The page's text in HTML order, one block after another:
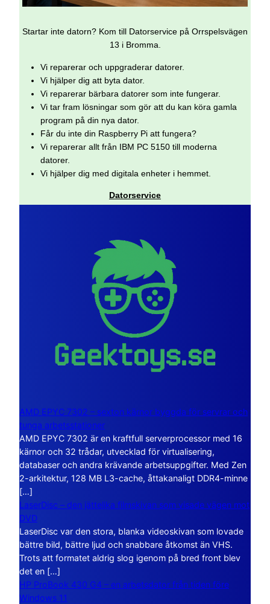
Startar inte datorn? Kom till Datorservice på Orrspelsvägen
13 i Bromma.
Vi reparerar och uppgraderar datorer.
Vi hjälper dig att byta dator.
Vi reparerar bärbara datorer som inte fungerar.
Vi tar fram lösningar som gör att du kan köra gamla
program på din nya dator.
Får du inte din Raspberry Pi att fungera?
Vi reparerar allt från IBM PC 5150 till moderna
datorer.
Vi hjälper dig med digitala enheter i hemmet.
Datorservice
AMD EPYC 7302 – sexton kärnor byggda för servrar och
tunga arbetsstationer
AMD EPYC 7302 är en kraftfull serverprocessor med 16
kärnor och 32 trådar, utvecklad för virtualisering,
databaser och andra krävande arbetsuppgifter. Med Zen
2-arkitektur, 128 MB L3-cache, åttakanaligt DDR4-minne
[…]
LaserDisc – den jättelika filmskivan som visade vägen mot
DVD
LaserDisc var den stora, blanka videoskivan som lovade
bättre bild, bättre ljud och snabbare åtkomst än VHS.
Trots att formatet aldrig slog igenom på bred front blev
det en […]
HP ProBook 430 G4 – en arbetsdator från tiden före
Windows 11